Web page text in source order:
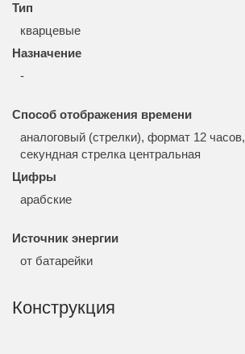
Тип
кварцевые
Назначение
-
Способ отображения времени
аналоговый (стрелки), формат 12 часов,
секундная стрелка центральная
Цифры
арабские
Источник энергии
от батарейки
Конструкция